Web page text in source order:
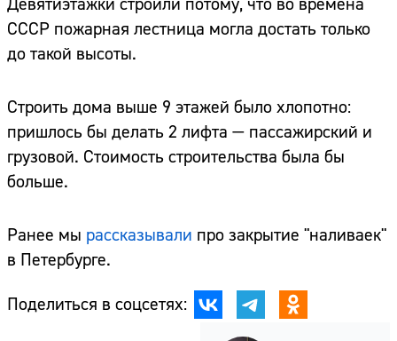
СССР пожарная лестница могла достать только
до такой высоты.
Строить дома выше 9 этажей было хлопотно:
пришлось бы делать 2 лифта — пассажирский и
грузовой. Стоимость строительства была бы
больше.
Ранее мы рассказывали про закрытие "наливаек"
в Петербурге.
Поделиться в соцсетях: